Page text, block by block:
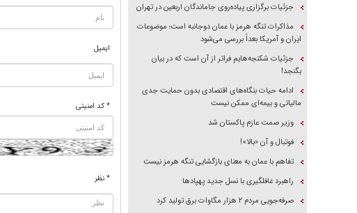
ایمیل
* کد امنیتی
* نظر
جزئیات برگزاری پیاده‌روی جاماندگان اربعین در تهران
مذاکرات تنگه هرمز با عمان دوجانبه است؛ موضوعات
ایران و آمریکا بعداً بررسی می‌شود
جزئیات شکنجه‌هایم فراتر از آن است که در بیان
بگنجد!
ادامه حیات بنگاه‌های اقتصادی بدون حمایت جدی
مالیاتی و بیمه‌ای ممکن نیست
وزیر صمت عازم پاکستان شد
فوتبال و آن «بالا»!
تفاهم با عمان به معنای بازگشایی تنگه هرمز نیست
راهبرد غافلگیری با نسل جدید پهپاد‌ها
صرفه‌جویی مردم ۲ هزار مگاوات برق تولید کرد